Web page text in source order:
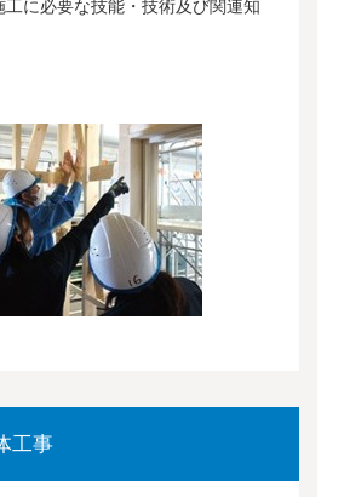
に必要な技能・技術及び関連知
工事